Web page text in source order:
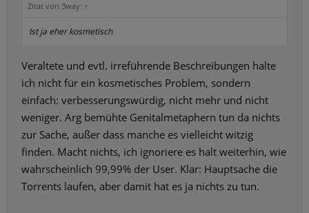
Zitat von 3way: ↑
Ist ja eher kosmetisch
Veraltete und evtl. irreführende Beschreibungen halte
ich nicht für ein kosmetisches Problem, sondern
einfach: verbesserungswürdig, nicht mehr und nicht
weniger. Arg bemühte Genitalmetaphern tun da nichts
zur Sache, außer dass manche es vielleicht witzig
finden. Macht nichts, ich ignoriere es halt weiterhin, wie
wahrscheinlich 99,99% der User. Klar: Hauptsache die
Torrents laufen, aber damit hat es ja nichts zu tun.